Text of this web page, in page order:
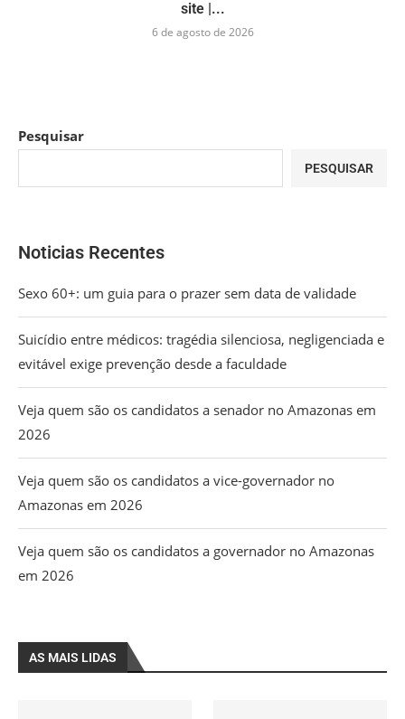
site |...
6 de agosto de 2026
Pesquisar
PESQUISAR
Noticias Recentes
Sexo 60+: um guia para o prazer sem data de validade
Suicídio entre médicos: tragédia silenciosa, negligenciada e
evitável exige prevenção desde a faculdade
Veja quem são os candidatos a senador no Amazonas em
2026
Veja quem são os candidatos a vice-governador no
Amazonas em 2026
Veja quem são os candidatos a governador no Amazonas
em 2026
AS MAIS LIDAS